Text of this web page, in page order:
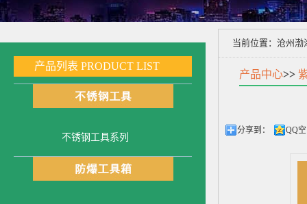
产品列表 PRODUCT LIST
不锈钢工具系列
当前位置： 沧州渤
产品中心>>
分享到： QQ